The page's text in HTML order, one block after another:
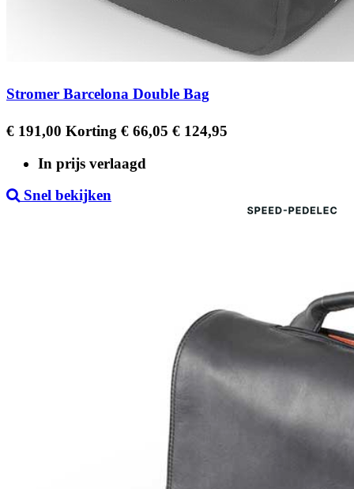
Stromer Barcelona Double Bag
Regular
€ 191,00 Korting € 66,05 Prijs
€ 124,95
In prijs verlaagd
Snel bekijken